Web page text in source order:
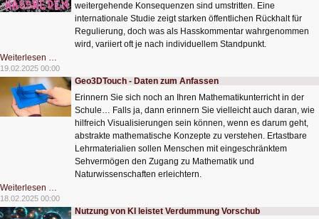
weitergehende Konsequenzen sind umstritten. Eine
internationale Studie zeigt starken öffentlichen Rückhalt für
Regulierung, doch was als Hasskommentar wahrgenommen
wird, variiert oft je nach individuellem Standpunkt.
Weiterlesen …
umgehen
mit
Hass
und
Hetze
im
Netz?
19.02.2025 00:00
Geo3DTouch - Daten zum Anfassen
Erinnern Sie sich noch an Ihren Mathematikunterricht in der
Schule… Falls ja, dann erinnern Sie vielleicht auch daran, wie
hilfreich Visualisierungen sein können, wenn es darum geht,
abstrakte mathematische Konzepte zu verstehen. Ertastbare
Lehrmaterialien sollen Menschen mit eingeschränktem
Sehvermögen den Zugang zu Mathematik und
Naturwissenschaften erleichtern.
Weiterlesen …
-
Daten
zum
18.02.2025 00:00
Nutzung von KI leistet Verdummung Vorschub